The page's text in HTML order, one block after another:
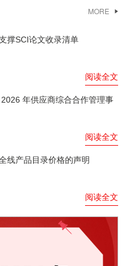
MORE
撑SCI论文收录清单
阅读全文
年供应商综合合作管理事
阅读全文
线产品目录价格的声明
阅读全文